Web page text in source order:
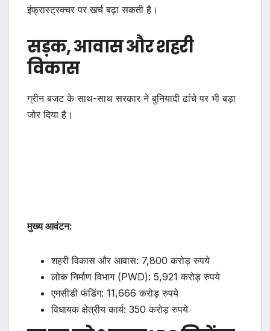
इंफ्रास्ट्रक्चर पर खर्च बढ़ा सकती है।
सड़क, आवास और शहरी
विकास
ग्रीन बजट के साथ-साथ सरकार ने बुनियादी ढांचे पर भी बड़ा
जोर दिया है।
मुख्य आवंटन:
शहरी विकास और आवास: 7,800 करोड़ रुपये
लोक निर्माण विभाग (PWD): 5,921 करोड़ रुपये
एमसीडी फंडिंग: 11,666 करोड़ रुपये
विधायक क्षेत्रीय कार्य: 350 करोड़ रुपये